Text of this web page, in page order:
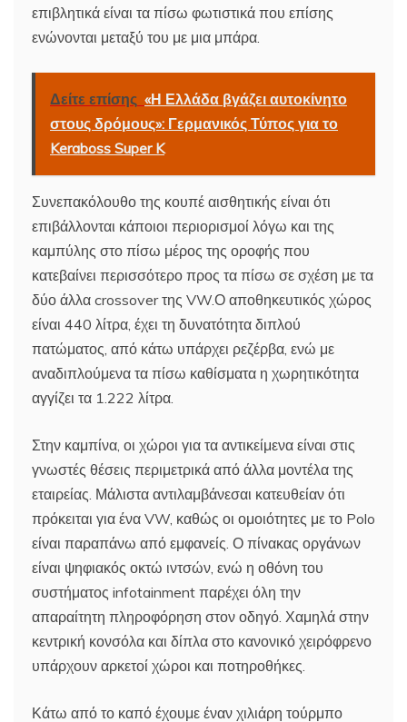
επιβλητικά είναι τα πίσω φωτιστικά που επίσης
ενώνονται μεταξύ του με μια μπάρα.
Δείτε επίσης «Η Ελλάδα βγάζει αυτοκίνητο
στους δρόμους»: Γερμανικός Τύπος για το
Keraboss Super K
Συνεπακόλουθο της κουπέ αισθητικής είναι ότι
επιβάλλονται κάποιοι περιορισμοί λόγω και της
καμπύλης στο πίσω μέρος της οροφής που
κατεβαίνει περισσότερο προς τα πίσω σε σχέση με τα
δύο άλλα crossover της VW.Ο αποθηκευτικός χώρος
είναι 440 λίτρα, έχει τη δυνατότητα διπλού
πατώματος, από κάτω υπάρχει ρεζέρβα, ενώ με
αναδιπλούμενα τα πίσω καθίσματα η χωρητικότητα
αγγίζει τα 1.222 λίτρα.
Στην καμπίνα, οι χώροι για τα αντικείμενα είναι στις
γνωστές θέσεις περιμετρικά από άλλα μοντέλα της
εταιρείας. Μάλιστα αντιλαμβάνεσαι κατευθείαν ότι
πρόκειται για ένα VW, καθώς οι ομοιότητες με το Polo
είναι παραπάνω από εμφανείς. Ο πίνακας οργάνων
είναι ψηφιακός οκτώ ιντσών, ενώ η οθόνη του
συστήματος infotainment παρέχει όλη την
απαραίτητη πληροφόρηση στον οδηγό. Χαμηλά στην
κεντρική κονσόλα και δίπλα στο κανονικό χειρόφρενο
υπάρχουν αρκετοί χώροι και ποτηροθήκες.
Κάτω από το καπό έχουμε έναν χιλιάρη τούρμπο